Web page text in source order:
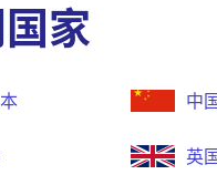
家
中
英